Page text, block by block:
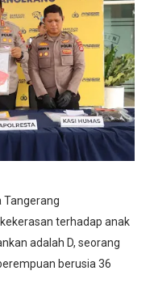
Tangerang
terhadap anak
adalah D, seorang
berusia 36